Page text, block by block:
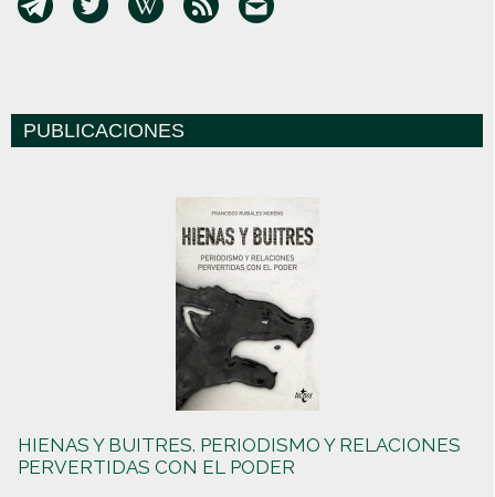
PUBLICACIONES
HIENAS Y BUITRES. PERIODISMO Y RELACIONES
PERVERTIDAS CON EL PODER